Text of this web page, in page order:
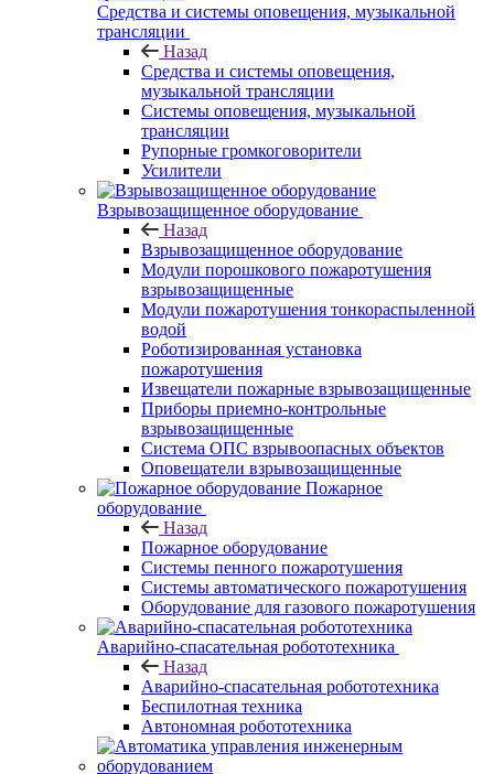
Средства и системы оповещения, музыкальной
трансляции
Назад
Средства и системы оповещения,
музыкальной трансляции
Системы оповещения, музыкальной
трансляции
Рупорные громкоговорители
Усилители
Взрывозащищенное оборудование
Назад
Взрывозащищенное оборудование
Модули порошкового пожаротушения
взрывозащищенные
Модули пожаротушения тонкораспыленной
водой
Роботизированная установка
пожаротушения
Извещатели пожарные взрывозащищенные
Приборы приемно-контрольные
взрывозащищенные
Система ОПС взрывоопасных объектов
Оповещатели взрывозащищенные
Пожарное
оборудование
Назад
Пожарное оборудование
Системы пенного пожаротушения
Системы автоматического пожаротушения
Оборудование для газового пожаротушения
Аварийно-спасательная робототехника
Назад
Аварийно-спасательная робототехника
Беспилотная техника
Автономная робототехника